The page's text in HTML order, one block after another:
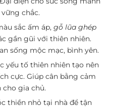
chắc.
sắc ấm áp, gỗ lũa ghép
gần gũi với thiên nhiên.
sống mộc mạc, bình yên.
yếu tố thiên nhiên tạo nên
cực. Giúp cân bằng cảm
cho gia chủ.
thiền nhỏ tại nhà để tận